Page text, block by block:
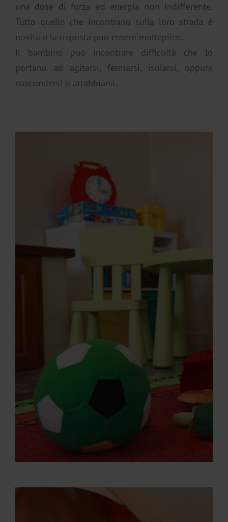
una dose di forza ed energia non indifferente.
Tutto quello che incontrano sulla loro strada è
novità e la risposta può essere molteplice.
Il bambino può incontrare difficoltà che lo
portano ad agitarsi, fermarsi, isolarsi, oppure
nascondersi o arrabbiarsi.